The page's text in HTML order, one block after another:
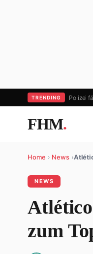
TRENDING Polizei
FHM.
Home › News ›
NEWS
zum